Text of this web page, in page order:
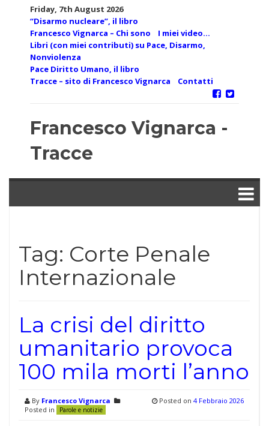
Friday, 7th August 2026
“Disarmo nucleare”, il libro
Francesco Vignarca – Chi sono
I miei video…
Libri (con miei contributi) su Pace, Disarmo,
Nonviolenza
Pace Diritto Umano, il libro
Tracce – sito di Francesco Vignarca
Contatti
Francesco Vignarca -
Tracce
Tag: Corte Penale
Internazionale
La crisi del diritto
umanitario provoca
100 mila morti l’anno
By Francesco Vignarca
Posted in
Parole e notizie
Posted on 4 Febbraio 2026